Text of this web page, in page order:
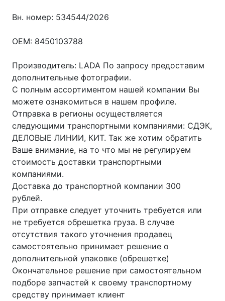
Вн. номер: 534544/2026
OEM: 8450103788
Производитель: LADA По запросу предоставим
дополнительные фотографии.
С полным ассортиментом нашей компании Вы
можете ознакомиться в нашем профиле.
Отправка в регионы осуществляется
следующими транспортными компаниями: СДЭК,
ДЕЛОВЫЕ ЛИНИИ, КИТ. Так же хотим обратить
Ваше внимание, на то что мы не регулируем
стоимость доставки транспортными
компаниями.
Доставка до транспортной компании 300
рублей.
При отправке следует уточнить требуется или
не требуется обрешетка груза. В случае
отсутствия такого уточнения продавец
самостоятельно принимает решение о
дополнительной упаковке (обрешетке)
Окончательное решение при самостоятельном
подборе запчастей к своему транспортному
средству принимает клиент